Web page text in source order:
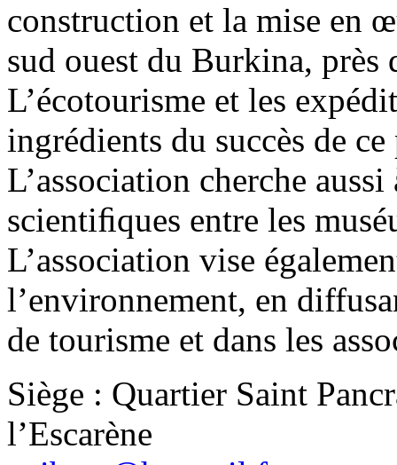
construction et la mise en
sud ouest du Burkina,
L’écotourisme et les
ingrédients du succès de
L’association cherche
scientiﬁques entre les
L’association vise
l’environnement, en
de tourisme et dans les
Siège : Quartier Saint
l’Escarène